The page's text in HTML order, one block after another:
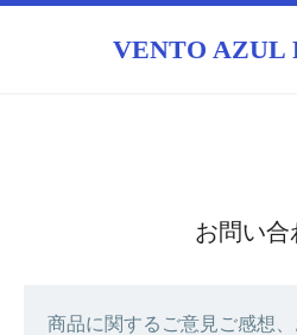
VENTO AZUL
お問い合
商品に関するご意見ご感想